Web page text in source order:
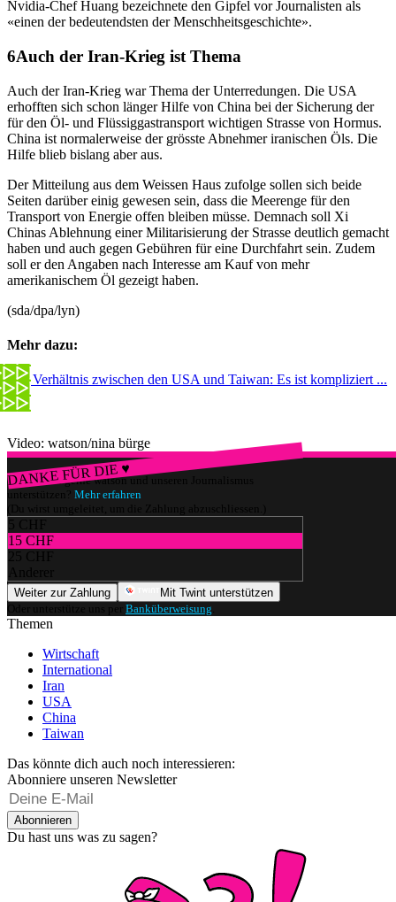
Nvidia-Chef Huang bezeichnete den Gipfel vor Journalisten als
«einen der bedeutendsten der Menschheitsgeschichte».
Auch der Iran-Krieg ist Thema
Auch der Iran-Krieg war Thema der Unterredungen. Die USA
erhofften sich schon länger Hilfe von China bei der Sicherung der
für den Öl- und Flüssiggastransport wichtigen Strasse von Hormus.
China ist normalerweise der grösste Abnehmer iranischen Öls. Die
Hilfe blieb bislang aber aus.
Der Mitteilung aus dem Weissen Haus zufolge sollen sich beide
Seiten darüber einig gewesen sein, dass die Meerenge für den
Transport von Energie offen bleiben müsse. Demnach soll Xi
Chinas Ablehnung einer Militarisierung der Strasse deutlich gemacht
haben und auch gegen Gebühren für eine Durchfahrt sein. Zudem
soll er den Angaben nach Interesse am Kauf von mehr
amerikanischem Öl gezeigt haben.
(sda/dpa/lyn)
Mehr dazu:
Das Verhältnis zwischen den USA und Taiwan: Es ist kompliziert ...
Video: watson/nina bürge
DANKE FÜR DIE ♥
Würdest du gerne watson und unseren Journalismus
unterstützen? Mehr erfahren
(Du wirst umgeleitet, um die Zahlung abzuschliessen.)
5 CHF
15 CHF
25 CHF
Anderer
Weiter zur Zahlung
Mit Twint unterstützen
Oder unterstütze uns per Banküberweisung
Themen
Wirtschaft
International
Iran
USA
China
Taiwan
Das könnte dich auch noch interessieren:
Abonniere unseren Newsletter
Abonnieren
Du hast uns was zu sagen?